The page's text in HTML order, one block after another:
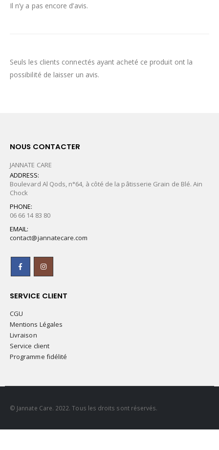
Il n’y a pas encore d’avis.
Seuls les clients connectés ayant acheté ce produit ont la
possibilité de laisser un avis.
NOUS CONTACTER
JANNATE CARE
ADDRESS:
Boulevard Al Qods, n°64, à côté de la pâtisserie Grain de Blé. Ain
Chock
PHONE:
06 66 14 83 80
EMAIL:
contact@jannatecare.com
SERVICE CLIENT
CGU
Mentions Légales
Livraison
Service client
Programme fidélité
© Jannate Care. 2022. Tous les droits sont réservés.